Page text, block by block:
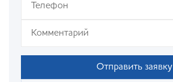
Отправить заявку